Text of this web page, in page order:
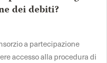
dei debiti?
a partecipazione
accesso alla procedura di